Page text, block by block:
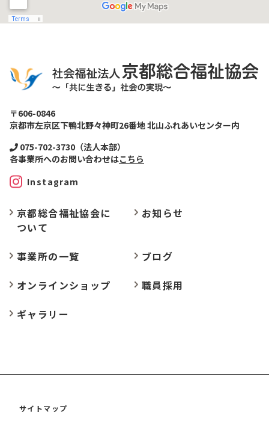
〒606-0846
京都市左京区下鴨北野々神町26番地 北山ふれあいセンター内
075-702-3730（法人本部）
各事業所へのお問い合わせはこちら
Instagram
京都総合福祉協会に
ついて
お知らせ
事業所の一覧
ブログ
オンラインショップ
職員採用
ギャラリー
サイトマップ